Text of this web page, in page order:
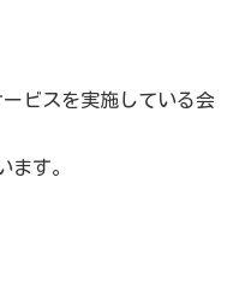
ビスを実施している会
ます。